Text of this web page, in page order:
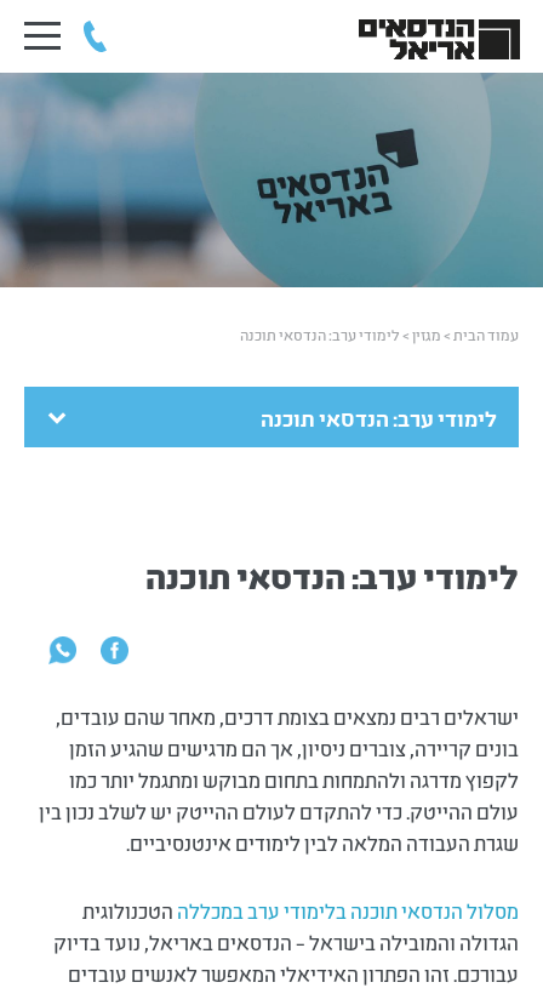
עמוד הבית >מגזין>לימודי ערב: הנדסאי תוכנה
לימודי ערב: הנדסאי תוכנה
לימודי ערב: הנדסאי תוכנה
ישראלים רבים נמצאים בצומת דרכים, מאחר שהם עובדים,
בונים קריירה, צוברים ניסיון, אך הם מרגישים שהגיע הזמן
לקפוץ מדרגה ולהתמחות בתחום מבוקש ומתגמל יותר כמו
עולם ההייטק. כדי להתקדם לעולם ההייטק יש לשלב נכון בין
שגרת העבודה המלאה לבין לימודים אינטנסיביים.
מסלול הנדסאי תוכנה בלימודי ערב במכללה הטכנולוגית
הגדולה והמובילה בישראל – הנדסאים באריאל, נועד בדיוק
עבורכם. זהו הפתרון האידיאלי המאפשר לאנשים עובדים